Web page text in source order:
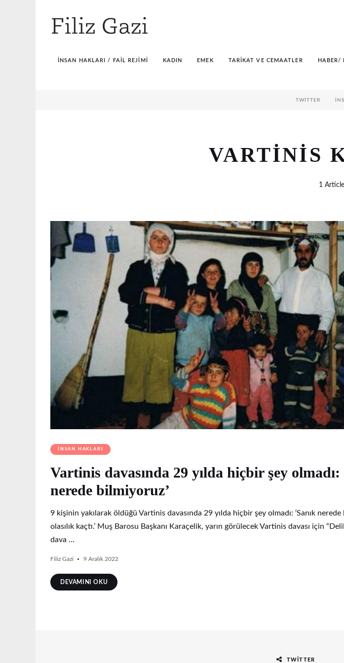
İNSAN HAKLARI / FAIL REJIMI KADIN EMEK TARIKAT VE CEMAATLER HABER/
TWITTER
VARTINIS
1 Article
İNSAN HAKLARI
Vartinis davasında 29 yılda hiçbir şey olmadı:
nerede bilmiyoruz’
9 kişinin yakılarak öldüğü Vartinis davasında 29 yılda hiçbir şey olmadı: ‘Sanık
olasılık kaçtı.’ Muş Barosu Başkanı Karaçelik, yarın görülecek Vartinis davası için
dava …
Filiz Gazi 9 Aralık 2022
DEVAMINI OKU
TWITTER